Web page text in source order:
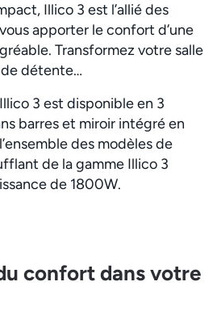
Illico 3 est l’allié des
apporter le confort d’une
Transformez votre salle
détente…
3 est disponible en 3
barres et miroir intégré en
des modèles de
de la gamme Illico 3
de 1800W.
confort dans votre